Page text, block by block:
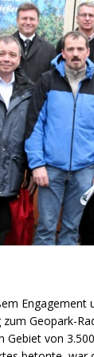
Engagement
Geopark-
Gebiet von